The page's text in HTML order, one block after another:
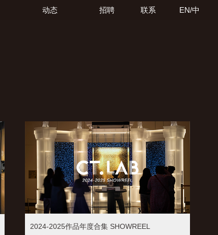
动态 招聘 联系 EN/中
2024-2025作品年度合集 SHOWREEL